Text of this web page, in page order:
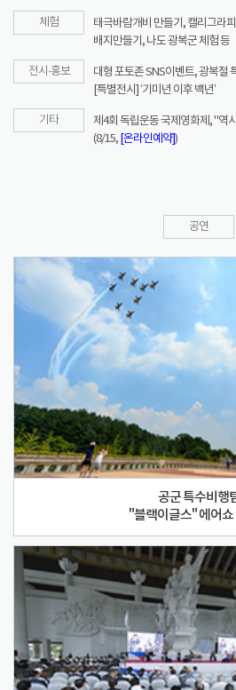
체험
태극바람개비 만들기, 캘리그라
배지만들기, 나도 광복군 체험 등
전시·홍보 대형 포토존 SNS이벤트, 광복절
[특별전시] ‘기미년 이후 백년’
기타
제4회 독립운동 국제영화제, "역
(8/15, [온라인예약] )
공연
공군 특수비행
"블랙이글스" 에어